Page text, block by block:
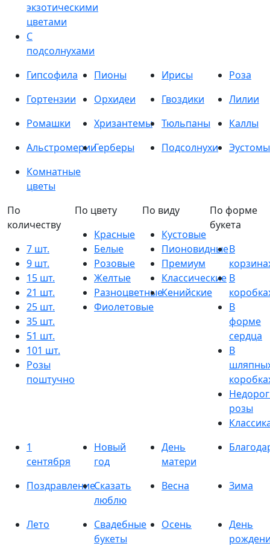
экзотическими
цветами
С
подсолнухами
Гипсофила
Пионы Ирисы
Роза
Гортензии
Орхидеи Гвоздики
Лилии
Ромашки
Хризантемы Тюльпаны
Каллы
АльстромерииГерберы Подсолнухи
Эустомы
Комнатные
цветы
По
количеству
7 шт.
9 шт.
15 шт.
21 шт.
25 шт.
35 шт.
51 шт.
101 шт.
Розы
поштучно
По цвету
Красные
Белые
Розовые
Желтые
Разноцветные
Фиолетовые
По виду
Кустовые
Пионовидные
Премиум
Классические
Кенийские
По форме
букета
В
В
В
форме
сердца
В
розы
1
сентября
Новый
год
День
матери
ПоздравлениеСказать
люблю
Весна Зима
Лето
Свадебные
букеты
Осень
День